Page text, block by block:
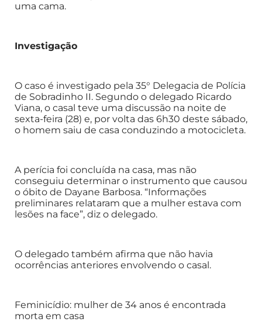
uma cama.
Investigação
O caso é investigado pela 35° Delegacia de Polícia
de Sobradinho II. Segundo o delegado Ricardo
Viana, o casal teve uma discussão na noite de
sexta-feira (28) e, por volta das 6h30 deste sábado,
o homem saiu de casa conduzindo a motocicleta.
A perícia foi concluída na casa, mas não
conseguiu determinar o instrumento que causou
o óbito de Dayane Barbosa. “Informações
preliminares relataram que a mulher estava com
lesões na face”, diz o delegado.
O delegado também afirma que não havia
ocorrências anteriores envolvendo o casal.
Feminicídio: mulher de 34 anos é encontrada
morta em casa